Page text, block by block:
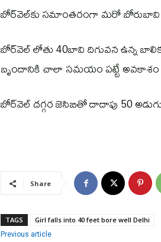
బోర్‌వెల్‌కు సమాంతరంగా మరో బోరుబావి
బోర్‌వెల్ లోతు 40బావి దిగువన ఉన్న
బృందానికి చాలా సమయం పట్టే అవకాశం
బోర్‌వెల్ దగ్గర జెసిబితో దాదాపు 50
Share
TAGS Girl falls into 40 feet bore well Delhi
Previous article